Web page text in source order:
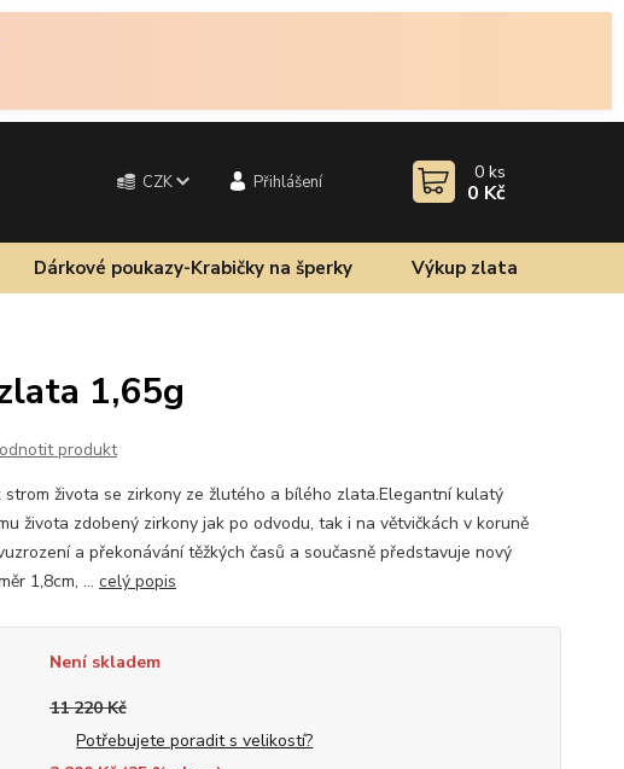
CZK Přihlášení 0 ks
0 Kč
Dárkové poukazy-Krabičky na šperky Výkup zlata
1,65g
produkt
strom života se zirkony ze žlutého a bílého zlata.Elegantní kulatý
života zdobený zirkony jak po odvodu, tak i na větvičkách v koruně
a překonávání těžkých časů a současně představuje nový
1,8cm, ... celý popis
Není skladem
11 220 Kč
Potřebujete poradit s velikostí?